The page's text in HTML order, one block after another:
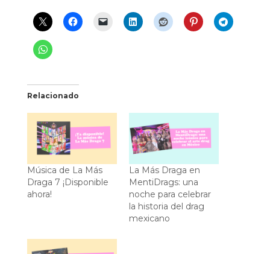
Relacionado
Música de La Más
Draga 7 ¡Disponible
ahora!
La Más Draga en
MentiDrags: una
noche para celebrar
la historia del drag
mexicano